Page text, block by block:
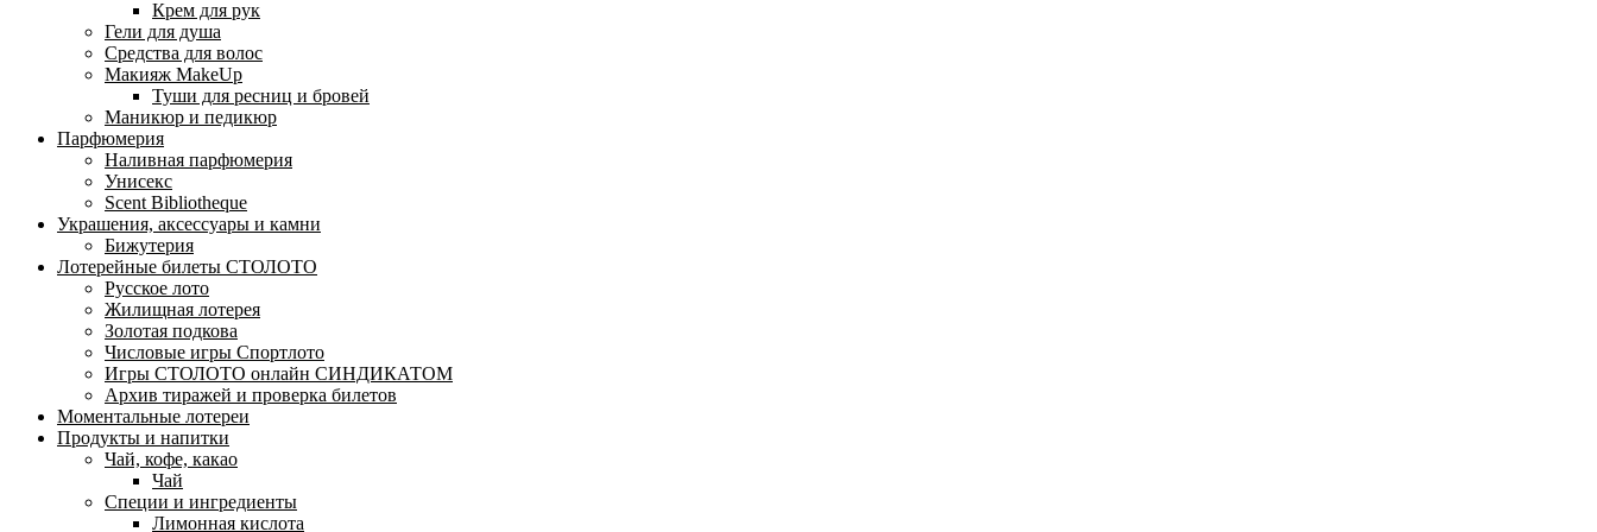
Крем для рук
Гели для душа
Средства для волос
Макияж MakeUp
Туши для ресниц и бровей
Маникюр и педикюр
Парфюмерия
Наливная парфюмерия
Унисекс
Scent Bibliotheque
Украшения, аксессуары и камни
Бижутерия
Лотерейные билеты СТОЛОТО
Русское лото
Жилищная лотерея
Золотая подкова
Числовые игры Спортлото
Игры СТОЛОТО онлайн СИНДИКАТОМ
Архив тиражей и проверка билетов
Моментальные лотереи
Продукты и напитки
Чай, кофе, какао
Чай
Специи и ингредиенты
Лимонная кислота